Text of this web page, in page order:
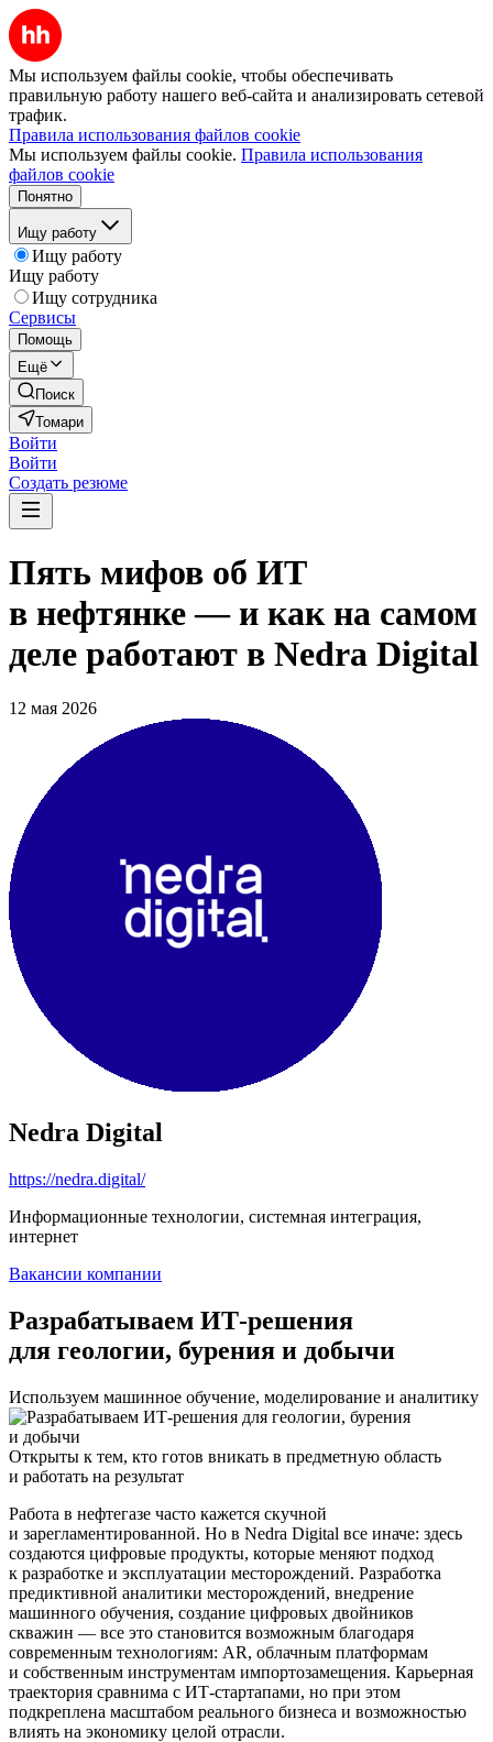
Мы используем файлы cookie, чтобы обеспечивать
правильную работу нашего веб-сайта и анализировать сетевой
трафик.
Правила использования файлов cookie
Мы используем файлы cookie. Правила использования
файлов cookie
Понятно
Ищу работу
Ищу работу
Ищу работу
Ищу сотрудника
Сервисы
Помощь
Ещё
Поиск
Томари
Войти
Войти
Создать резюме
Пять мифов об ИТ
в нефтянке — и как на самом
деле работают в Nedra Digital
12 мая 2026
Nedra Digital
https://nedra.digital/
Информационные технологии, системная интеграция,
интернет
Вакансии компании
Разрабатываем ИТ-решения
для геологии, бурения и добычи
Используем машинное обучение, моделирование и аналитику
Открыты к тем, кто готов вникать в предметную область
и работать на результат
Работа в нефтегазе часто кажется скучной
и зарегламентированной. Но в Nedra Digital все иначе: здесь
создаются цифровые продукты, которые меняют подход
к разработке и эксплуатации месторождений. Разработка
предиктивной аналитики месторождений, внедрение
машинного обучения, создание цифровых двойников
скважин — все это становится возможным благодаря
современным технологиям: AR, облачным платформам
и собственным инструментам импортозамещения. Карьерная
траектория сравнима с ИТ-стартапами, но при этом
подкреплена масштабом реального бизнеса и возможностью
влиять на экономику целой отрасли.